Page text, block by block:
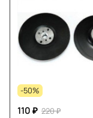
-50%
110 ₽ 220 ₽